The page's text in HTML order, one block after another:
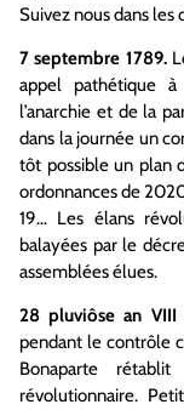
Suivez nous dans
7 septembre 1789.
appel pathétique
l’anarchie et de la
dans la journée un
tôt possible un plan
ordonnances de
19… Les élans
balayées par le
assemblées élues.
28 pluviôse an VIII
pendant le contrôle
Bonaparte
révolutionnaire.